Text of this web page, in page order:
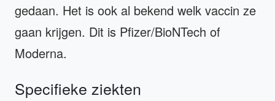
gedaan. Het is ook al bekend welk vaccin ze
gaan krijgen. Dit is Pfizer/BioNTech of
Moderna.
Specifieke ziekten